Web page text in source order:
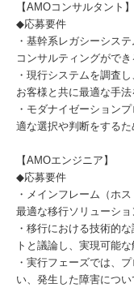
【AMOコンサルタント】
◆応募要件
・基幹系レガシーシス
コンサルティングができ
・現行システムを調査
お客様と共に最適な手
・モダナイゼーション
適な選択や判断をする
【AMOエンジニア】
◆応募要件
・メインフレーム（ホ
最適な移行ソリューシ
・移行における技術的
トと議論し、実現可能
・実行フェーズでは、
い、発生した障害につ